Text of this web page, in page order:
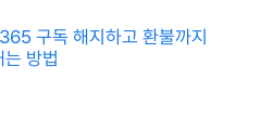
구독 해지하고 환불까지
방법